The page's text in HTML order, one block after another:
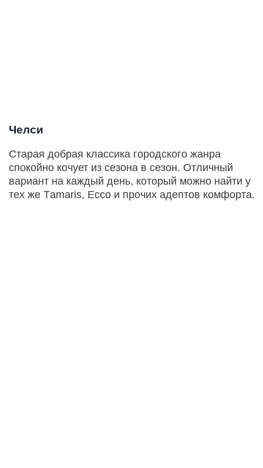
Челси
Старая добрая классика городского жанра
спокойно кочует из сезона в сезон. Отличный
вариант на каждый день, который можно найти у
тех же Тamaris, Ессо и прочих адептов комфорта.